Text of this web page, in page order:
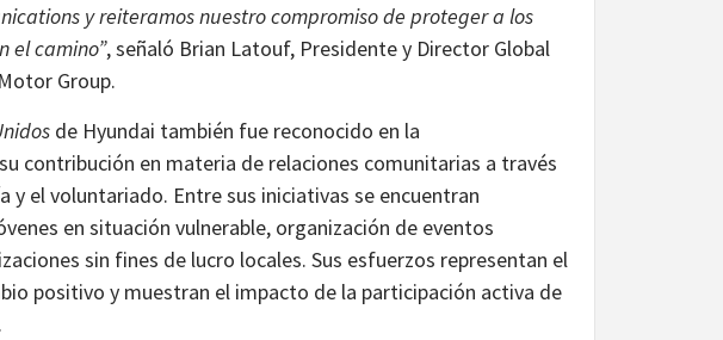
y reiteramos nuestro compromiso de proteger a los
el camino”, señaló Brian Latouf, Presidente y Director Global
Group.
de Hyundai también fue reconocido en la
contribución en materia de relaciones comunitarias a través
el voluntariado. Entre sus iniciativas se encuentran
en situación vulnerable, organización de eventos
sin fines de lucro locales. Sus esfuerzos representan el
positivo y muestran el impacto de la participación activa de